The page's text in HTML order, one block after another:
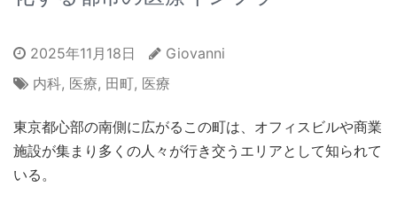
2025年11月18日
Giovanni
内科, 医療, 田町, 医療
東京都心部の南側に広がるこの町は、オフィスビルや商業
施設が集まり多くの人々が行き交うエリアとして知られて
いる。